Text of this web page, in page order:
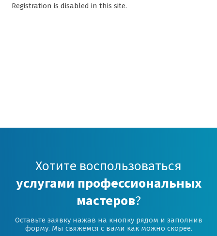
Registration is disabled in this site.
Хотите воспользоваться
услугами профессиональных
мастеров?
Оставьте заявку нажав на кнопку рядом и заполнив
форму. Мы свяжемся с вами как можно скорее.